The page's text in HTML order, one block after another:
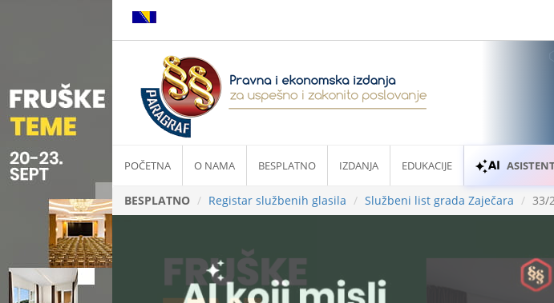
POČETNA O NAMA BESPLATNO IZDANJA EDUKACIJE
BESPLATNO Registar službenih glasila Službeni list grada Zaječara 33/